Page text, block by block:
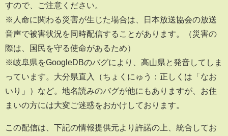
すので、ご注意ください。
※人命に関わる災害が生じた場合は、日本放送協会の放送
音声で被害状況を同時配信することがあります。（災害の
際は、国民を守る使命があるため）
​※岐阜県をGoogleDBのバグにより、高山県と発音してしま
っています。大分県直入（ちょくにゅう：正しくは「なお
いり」）など。地名読みのバグが他にもありますが、お住
まいの方には大変ご迷惑をおかけしております。
この配信は、下記の情報提供元より許諾の上、統合してお